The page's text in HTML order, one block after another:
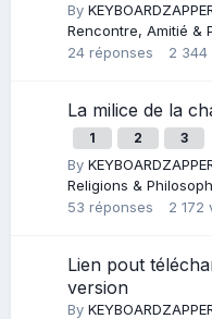
By
Rencontre, Amitié &
24 réponses 2 344
La milice de la
1 2 3
By
Religions &
53 réponses 2 172
Lien pout
version
By